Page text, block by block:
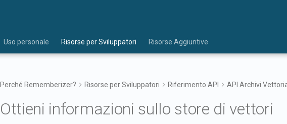
Uso personale Risorse per Sviluppatori Risorse Aggiuntive
Perché Rememberizer? Risorse per Sviluppatori Riferimento API API Archivi
Ottieni informazioni sullo store di vettori